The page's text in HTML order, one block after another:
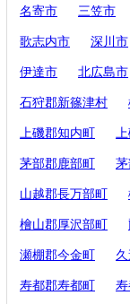
名寄市 三笠市
歌志内市 深川市
伊達市 北広島市
石狩郡新篠津村
上磯郡知内町
茅部郡鹿部町
山越郡長万部町
檜山郡厚沢部町
瀬棚郡今金町
寿都郡寿都町